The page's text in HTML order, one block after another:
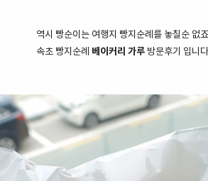
역시 빵순이는 여행지 빵지순례를 놓칠순 없
속초 빵지순례 베이커리 가루 방문후기 입니